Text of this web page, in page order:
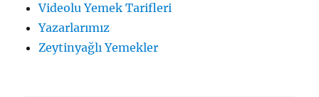
Videolu Yemek Tarifleri
Yazarlarımız
Zeytinyağlı Yemekler